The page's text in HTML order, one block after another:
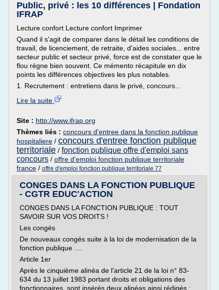
Public, privé : les 10 différences | Fondation
IFRAP
Lecture confort Lecture confort Imprimer
Quand il s'agit de comparer dans le détail les conditions de
travail, de licenciement, de retraite, d'aides sociales... entre
secteur public et secteur privé, force est de constater que le
flou règne bien souvent. Ce mémento récapitule en dix
points les différences objectives les plus notables.
1. Recrutement : entretiens dans le privé, concours...
Lire la suite
Site : http://www.ifrap.org
Thèmes liés : concours d'entree dans la fonction publique
hospitaliere / concours d'entree fonction publique
territoriale / fonction publique offre d'emploi sans
concours / offre d'emploi fonction publique territoriale
france / offre d'emploi fonction publique territoriale 77
CONGES DANS LA FONCTION PUBLIQUE
- CGTR EDUC'ACTION
CONGES DANS LA FONCTION PUBLIQUE : TOUT
SAVOIR SUR VOS DROITS !
Les congés
De nouveaux congés suite à la loi de modernisation de la
fonction publique ....
Article 1er
Après le cinquième alinéa de l'article 21 de la loi n° 83-
634 du 13 juillet 1983 portant droits et obligations des
fonctionnaires, sont insérés deux alinéas ainsi rédigés :